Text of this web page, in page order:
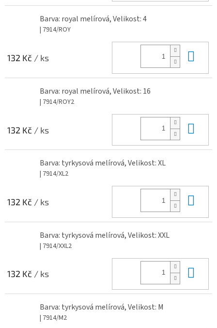
Barva: royal melírová, Velikost: 4
| 7914/ROY
132 Kč / ks
Barva: royal melírová, Velikost: 16
| 7914/ROY2
132 Kč / ks
Barva: tyrkysová melírová, Velikost: XL
| 7914/XL2
132 Kč / ks
Barva: tyrkysová melírová, Velikost: XXL
| 7914/XXL2
132 Kč / ks
Barva: tyrkysová melírová, Velikost: M
| 7914/M2